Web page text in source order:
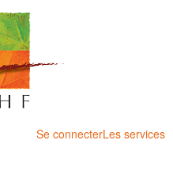
Se connecterLes services